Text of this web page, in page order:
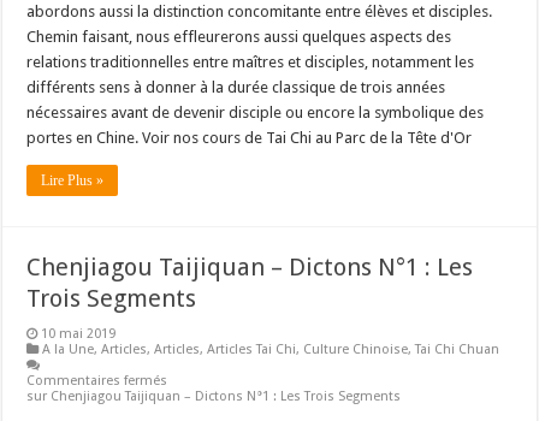
abordons aussi la distinction concomitante entre élèves et disciples.
Chemin faisant, nous effleurerons aussi quelques aspects des
relations traditionnelles entre maîtres et disciples, notamment les
différents sens à donner à la durée classique de trois années
nécessaires avant de devenir disciple ou encore la symbolique des
portes en Chine. Voir nos cours de Tai Chi au Parc de la Tête d'Or
Lire Plus »
Chenjiagou Taijiquan – Dictons N°1 : Les
Trois Segments
10 mai 2019
A la Une,Articles,Articles,Articles Tai Chi, Culture Chinoise,Tai Chi Chuan
Commentaires fermés
sur Chenjiagou Taijiquan – Dictons N°1 : Les Trois Segments